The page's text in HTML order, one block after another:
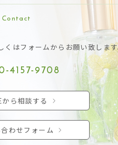
Contact
くはフォームからお願い致しま
4157-9708
ら相談する
わせフォーム